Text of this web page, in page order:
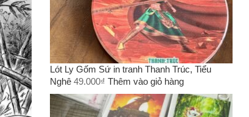
Lót Ly Gốm Sứ in tranh Thanh Trúc, Tiểu
Nghê 49.000₫ Thêm vào giỏ hàng